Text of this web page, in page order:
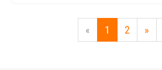
« 1 2 »